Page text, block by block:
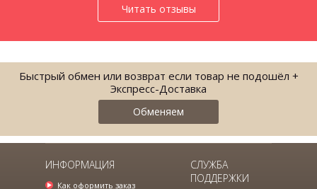
ПАЛЬТО КАШЕМИРОВОЕ МУЖСКОЕ
Читать отзывы
Быстрый обмен или возврат если товар не подошёл +
Экспресс-Доставка
Обменяем
ИНФОРМАЦИЯ
Как оформить заказ
СЛУЖБА
ПОДДЕРЖКИ